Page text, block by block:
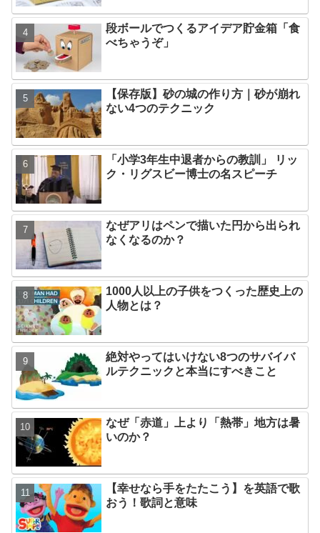
段ボールでつくるアイデア貯金箱「食
べちゃうぞ」
【保存版】砂の城の作り方｜砂が崩れ
ない4つのテクニック
「小学3年生中退者からの教訓」 リッ
ク・リグスビー博士の名スピーチ
なぜアリはペンで描いた円から出られ
なくなるのか？
1000人以上の子供をつくった歴史上の
人物とは？
絶対やってはいけない8つのサバイバ
ルテクニックと本当にすべきこと
なぜ「赤道」上より「熱帯」地方は暑
いのか？
【幸せなら手をたたこう】を英語で歌
おう！歌詞と意味